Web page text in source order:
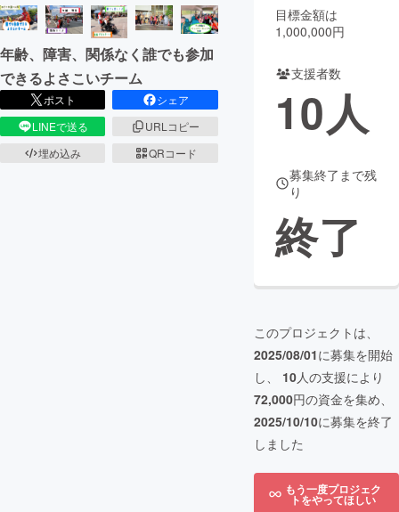
まちづくり・地域活性化
CAMPFIRE for Social Good
CAMPFIRE Creation
CAMPFIREふるさと納税
コミュニティ
年齢、障害、関係なく誰でも参加
できるよさこいチーム
ポスト
シェア
LINEで送る
URLコピー
埋め込み
QRコード
目標金額は
1,000,000円
支援者数
10人
募集終了まで残
り
終了
このプロジェクトは、
2025/08/01に募集を開始
し、 10人の支援により
72,000円の資金を集め、
2025/10/10に募集を終了
しました
もう一度プロジェク
トをやってほしい